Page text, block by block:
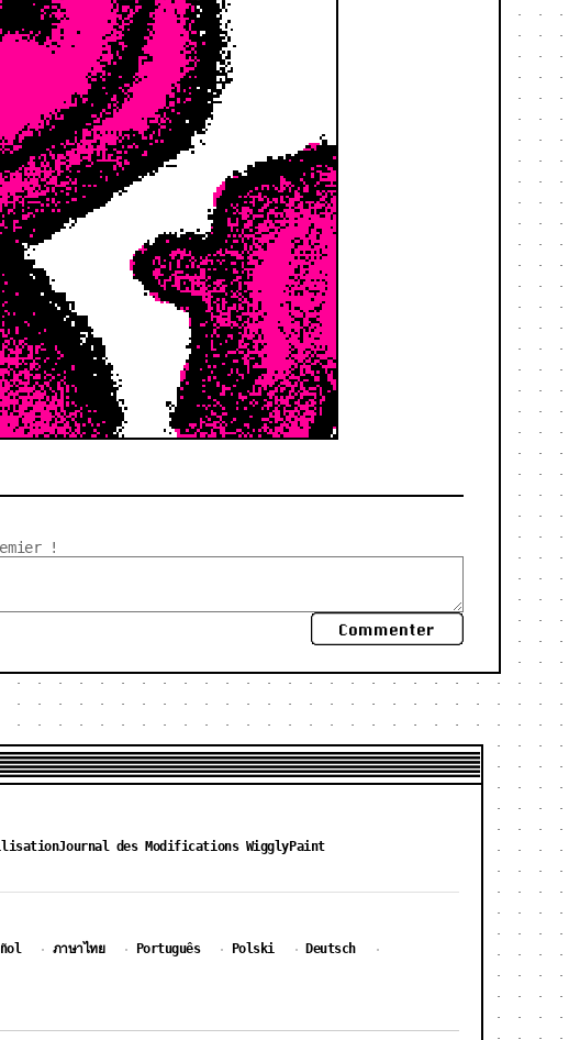
!
Commenter
Journal des Modifications WigglyPaint
· ภาษาไทย · Português · Polski · Deutsch ·